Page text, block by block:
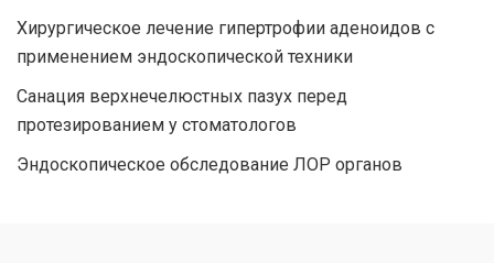
Хирургическое лечение гипертрофии аденоидов с
применением эндоскопической техники
Санация верхнечелюстных пазух перед
протезированием у стоматологов
Эндоскопическое обследование ЛОР органов